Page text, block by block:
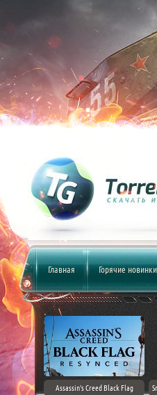
Главная Горячие новинки
Ages
Assassin's Creed Black Flag